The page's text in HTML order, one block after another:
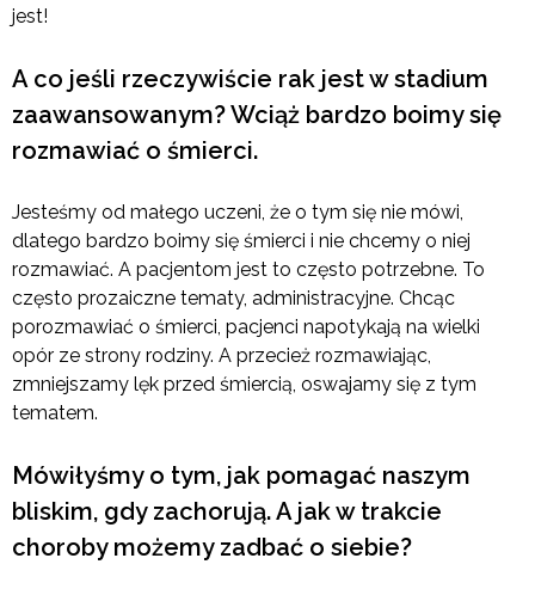
jest!
A co jeśli rzeczywiście rak jest w stadium
zaawansowanym? Wciąż bardzo boimy się
rozmawiać o śmierci.
Jesteśmy od małego uczeni, że o tym się nie mówi,
dlatego bardzo boimy się śmierci i nie chcemy o niej
rozmawiać. A pacjentom jest to często potrzebne. To
często prozaiczne tematy, administracyjne. Chcąc
porozmawiać o śmierci, pacjenci napotykają na wielki
opór ze strony rodziny. A przecież rozmawiając,
zmniejszamy lęk przed śmiercią, oswajamy się z tym
tematem.
Mówiłyśmy o tym, jak pomagać naszym
bliskim, gdy zachorują. A jak w trakcie
choroby możemy zadbać o siebie?